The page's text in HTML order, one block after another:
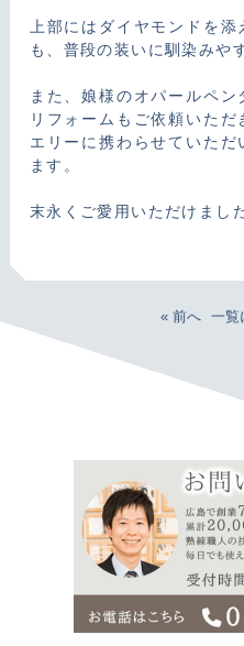
上部にはダイヤモンドを
も、普段の装いに馴染みや
また、娘様のオパールペ
リフォームもご依頼いた
エリーに携わらせていただ
ます。
末永くご愛用いただけまし
« 前へ 一覧